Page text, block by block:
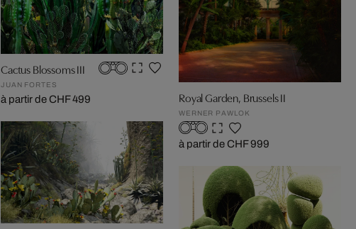
Cactus Blossoms III
JUAN FORTES
à partir de CHF 499 Royal Garden, Brussels II
WERNER PAWLOK
à partir de CHF 999